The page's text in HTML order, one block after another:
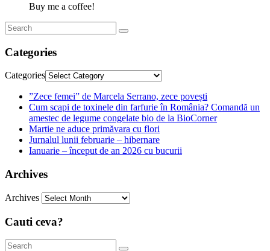
Buy me a coffee!
Categories
Categories
”Zece femei” de Marcela Serrano, zece povești
Cum scapi de toxinele din farfurie în România? Comandă un
amestec de legume congelate bio de la BioCorner
Martie ne aduce primăvara cu flori
Jurnalul lunii februarie – hibernare
Ianuarie – început de an 2026 cu bucurii
Archives
Archives
Cauti ceva?